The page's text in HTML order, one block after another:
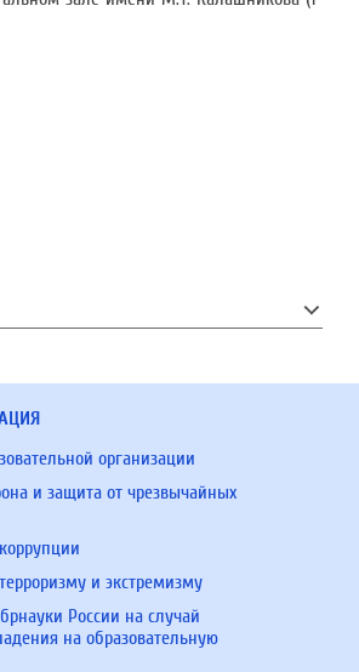
организации
и защита от чрезвычайных
и экстремизму
России на случай
на образовательную